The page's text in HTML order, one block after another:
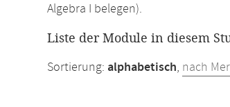
Algebra I belegen).
Liste der Module in diesem
Sortierung: alphabetisch, nach